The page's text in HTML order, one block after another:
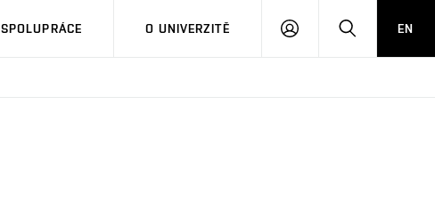
SPOLUPRÁCE O UNIVERZITĚ
PŘIHLÁSIT HLEDATEN